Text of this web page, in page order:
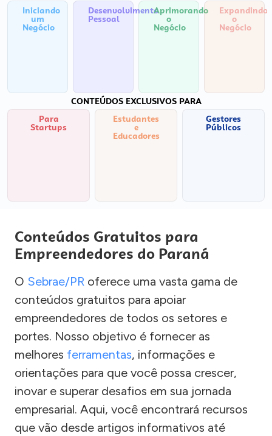
Iniciando
um
Negócio
Desenvolvimento
Pessoal
Aprimorando
o
Negócio
Expandindo
o
Negócio
CONTEÚDOS EXCLUSIVOS PARA
Para
Startups
Estudantes
e
Educadores
Gestores
Públicos
Conteúdos Gratuitos para
Empreendedores do Paraná
O Sebrae/PR oferece uma vasta gama de
conteúdos gratuitos para apoiar
empreendedores de todos os setores e
portes. Nosso objetivo é fornecer as
melhores ferramentas, informações e
orientações para que você possa crescer,
inovar e superar desafios em sua jornada
empresarial. Aqui, você encontrará recursos
que vão desde artigos informativos até